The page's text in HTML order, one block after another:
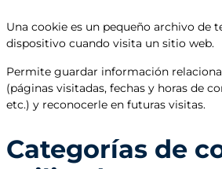
Una cookie es un pequeño archivo de
dispositivo cuando visita un sitio web.
Permite guardar información
(páginas visitadas, fechas y horas de
etc.) y reconocerle en futuras visitas.
Categorías de